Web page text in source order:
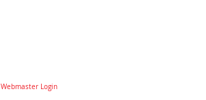
Webmaster Login